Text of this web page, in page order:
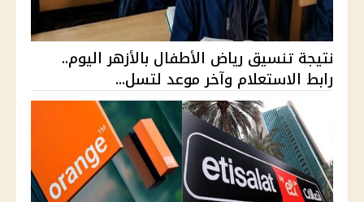
نتيجة تنسيق رياض الأطفال بالأزهر اليوم..
رابط الاستعلام وآخر موعد لتسل...